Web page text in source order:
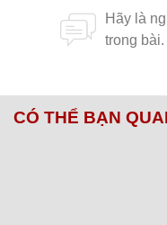
CÓ THỂ BẠN